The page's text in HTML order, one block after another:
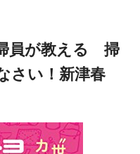
員が教える 掃
さい！新津春